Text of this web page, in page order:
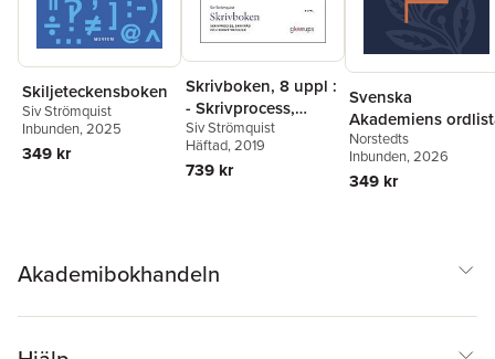
Skiljeteckensboken
Siv Strömquist
Inbunden, 2025
349 kr
Skrivboken, 8 uppl :
- Skrivprocess,
skrivråd och
skrivstrategier
Siv Strömquist
Häftad, 2019
739 kr
Svenska
Akademiens
Norstedts
Inbunden, 2026
349 kr
Akademibokhandeln